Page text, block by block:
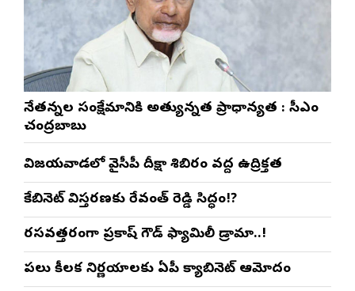
నేతన్నల సంక్షేమానికి అత్యున్నత ప్రాధాన్యత : సీఎం
చంద్రబాబు
విజయవాడలో వైసీపీ దీక్షా శిబిరం వద్ద ఉద్రిక్తత
కేబినెట్ విస్తరణకు రేవంత్ రెడ్డి సిద్ధం!?
రసవత్తరంగా ప్రకాష్ గౌడ్ ఫ్యామిలీ డ్రామా..!
పలు కీలక నిర్ణయాలకు ఏపీ క్యాబినెట్ ఆమోదం